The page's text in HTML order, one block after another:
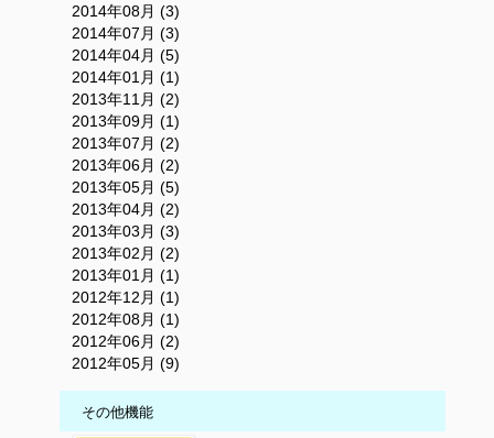
2014年08月 (3)
2014年07月 (3)
2014年04月 (5)
2014年01月 (1)
2013年11月 (2)
2013年09月 (1)
2013年07月 (2)
2013年06月 (2)
2013年05月 (5)
2013年04月 (2)
2013年03月 (3)
2013年02月 (2)
2013年01月 (1)
2012年12月 (1)
2012年08月 (1)
2012年06月 (2)
2012年05月 (9)
その他機能